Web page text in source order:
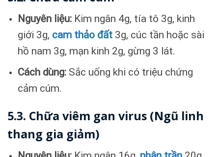
Nguyên liệu:Kim ngân 4g, tía tô 3g, kinh
giới 3g, cam thảo đất3g, cúc tần hoặc sài
hồ nam 3g, mạn kinh 2g, gừng 3 lát.
Cách dùng:Sắc uống khi có triệu chứng
cảm cúm.
5.3. Chữa viêm gan virus (Ngũ linh
thang gia giảm)